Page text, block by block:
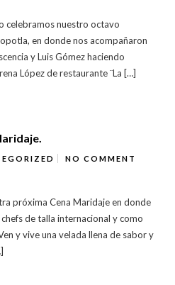
celebramos nuestro octavo
en donde nos acompañaron
y Luis Gómez haciendo
López de restaurante ¨La […]
NO COMMENT
próxima Cena Maridaje en donde
de talla internacional y como
y vive una velada llena de sabor y